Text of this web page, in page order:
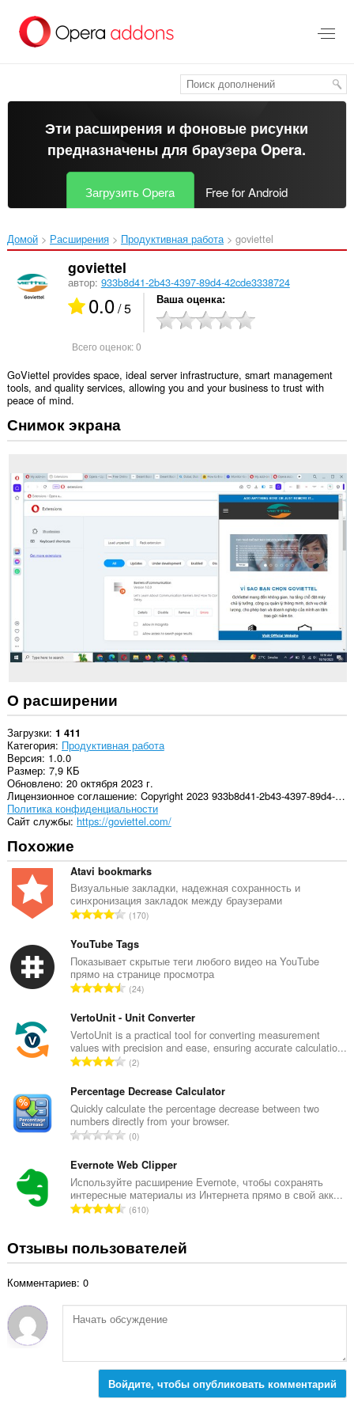
перейти
Эти расширения и фоновые рисунки
предназначены длябраузера Opera.
Загрузить Opera Free for Android
Домой Расширения Продуктивная работа goviettel‎
goviettel
автор: 933b8d41-2b43-4397-89d4-42cde3338724
0.0/ 5 Ваша оценка
Всего оценок:0
GoViettel provides space, ideal server infrastructure, smart management
tools, and quality services, allowing you and your business to trust with
peace of mind.
Снимок экрана
О расширении
Загрузки 1 411
Категория Продуктивная работа
Версия 1.0.0
Размер 7,9 КБ
Обновлено 20 октября 2023 г.
Лицензионное соглашение
Copyright 2023 933b8d41-2b43-4397-89d4-42cde3338724
Политика конфиденциальности
Cайт службы https://goviettel.com/
Похожие
Atavi bookmarks
Визуальные закладки, надежная сохранность и
синхронизация закладок между браузерами
В
е
г
о
о
е
н
о
к
:
170
YouTube Tags
Показывает скрытые теги любого видео на YouTube
прямо на странице просмотра
В
е
г
о
о
е
н
о
к
:
24
VertoUnit - Unit Converter
VertoUnit is a practical tool for converting measurement
values with precision and ease, ensuring accurate calculatio...
В
е
г
о
о
е
н
о
к
2
Percentage Decrease Calculator
Quickly calculate the percentage decrease between two
numbers directly from your browser.
В
е
г
о
о
е
н
:
0
Evernote Web Clipper
Используйте расширение Evernote, чтобы сохранять
интересные материалы из Интернета прямо в свой акк...
В
г
ц
е
к
:
610
Отзывы пользователей
Комментариев: 0
Войдите, чтобы опубликовать комментарий